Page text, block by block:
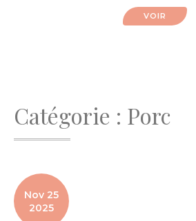
VOIR
Catégorie : Porc
Nov 25
2025